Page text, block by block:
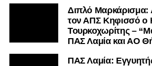
μαθαίνετε σε χρόνο dt όλα τα νέα.
Διπλό
τον ΑΠΣ Κηφισσό ο
Τουρκοχωρίτης –
ΠΑΣ Λαμία και ΑΟ
ΠΑΣ Λαμία: